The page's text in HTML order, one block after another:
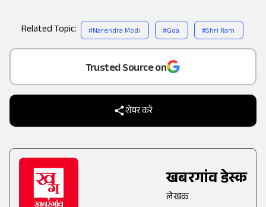
Add
as a
Trusted Source on
शेयर करें
खबरगांव डेस्क
लेखक
Related Topic: #Narendra Modi #Goa #Shri Ram